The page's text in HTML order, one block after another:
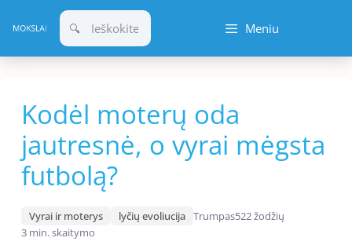
prie
turinio
Meniu
Kodėl moterų oda
jautresnė, o vyrai mėgsta
futbolą?
Vyrai ir moterys lyčių evoliucija Trumpas522 žodžių
3 min. skaitymo